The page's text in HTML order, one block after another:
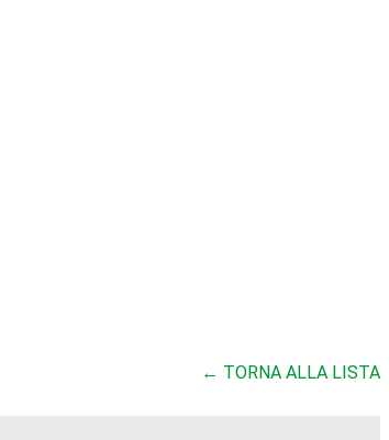
← TORNA ALLA LISTA